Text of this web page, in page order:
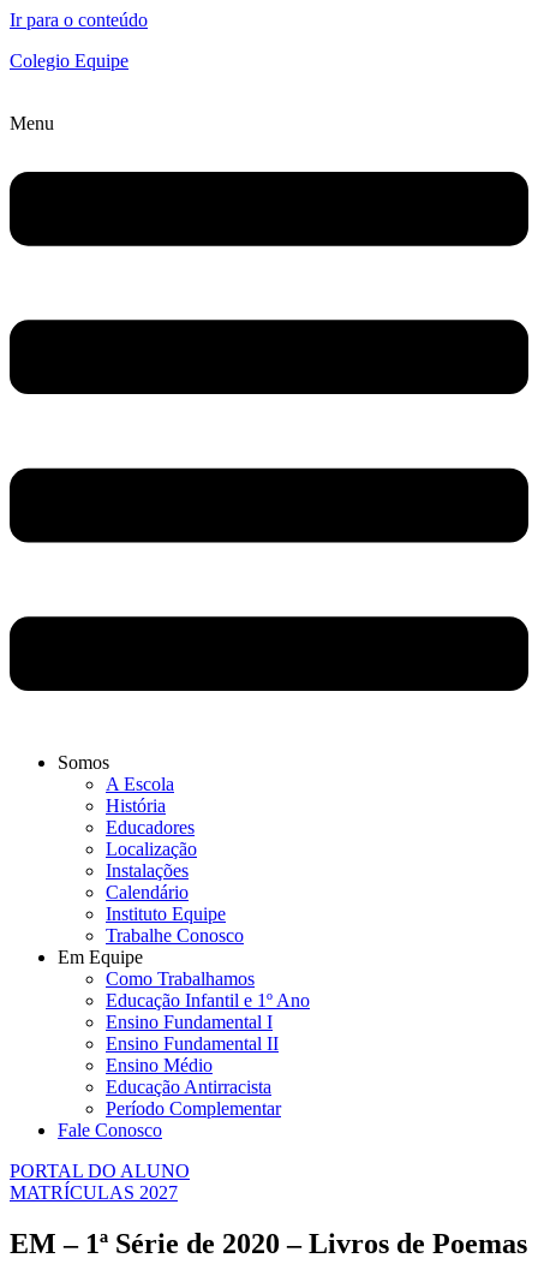
Ir para o conteúdo
Colegio Equipe
Menu
Somos
A Escola
História
Educadores
Localização
Instalações
Calendário
Instituto Equipe
Trabalhe Conosco
Em Equipe
Como Trabalhamos
Educação Infantil e 1º Ano
Ensino Fundamental I
Ensino Fundamental II
Ensino Médio
Educação Antirracista
Período Complementar
Fale Conosco
PORTAL DO ALUNO
MATRÍCULAS 2027
EM – 1ª Série de 2020 – Livros de Poemas